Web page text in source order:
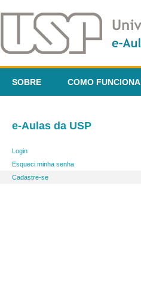
SOBRE COMO FUNCIONA
e-Aulas da USP
Login
Esqueci minha senha
Cadastre-se